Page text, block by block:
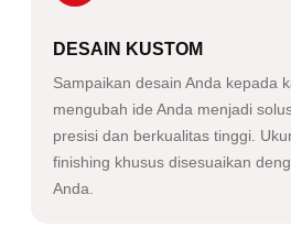
DESAIN KUSTOM
Sampaikan desain Anda kepada
mengubah ide Anda menjadi
presisi dan berkualitas tinggi.
finishing khusus disesuaikan
Anda.